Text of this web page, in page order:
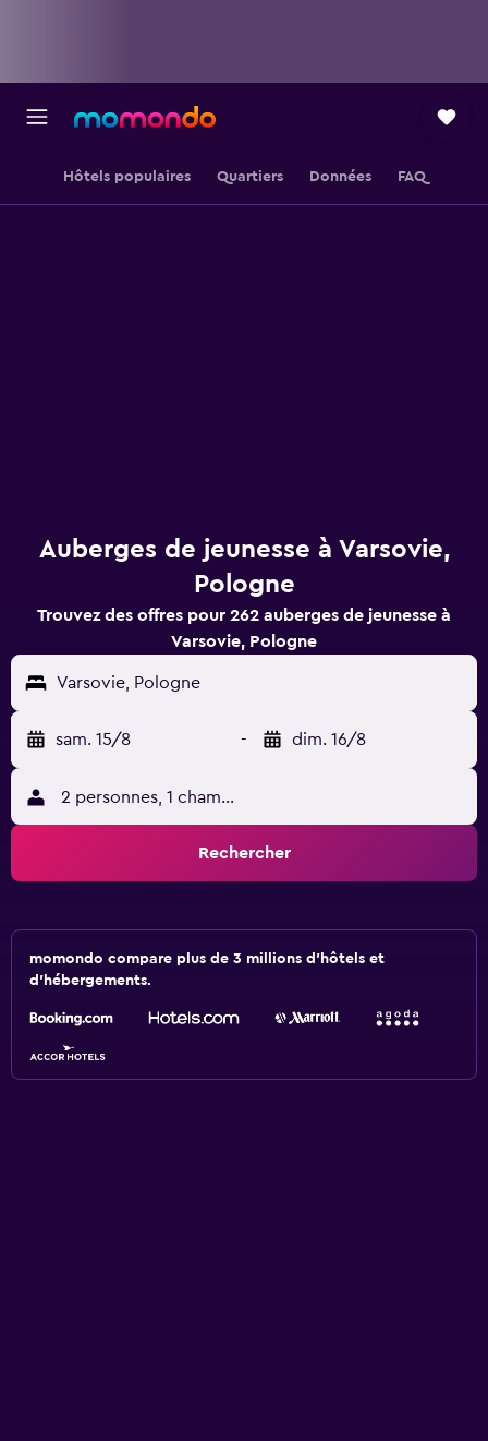
Hôtels populaires Quartiers Données FAQ
Auberges de jeunesse à Varsovie,
Pologne
Trouvez des offres pour 262 auberges de jeunesse à
Varsovie, Pologne
Varsovie, Pologne
sam. 15/8 - dim. 16/8
2 personnes, 1 chambre
Rechercher
momondo compare plus de 3 millions d'hôtels et
d'hébergements.